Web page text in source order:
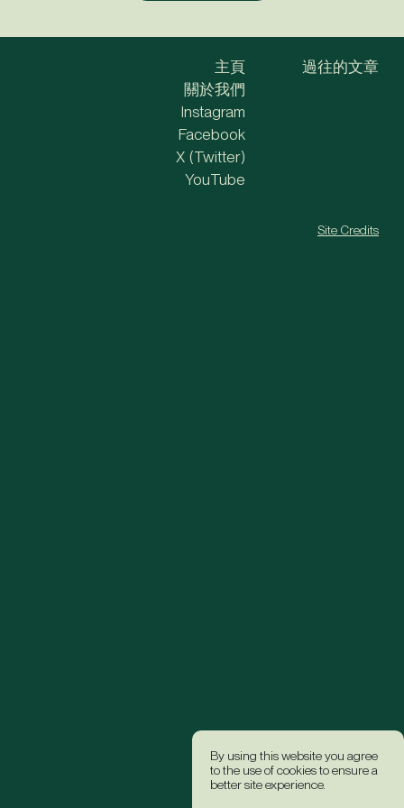
By using this website you agree
to the use of cookies to ensure a
better site experience.
主頁
關於我們
過往的文章
Instagram
Facebook
X (Twitter)
YouTube
Site Credits